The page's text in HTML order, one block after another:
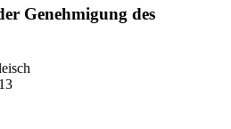
Genehmigung des